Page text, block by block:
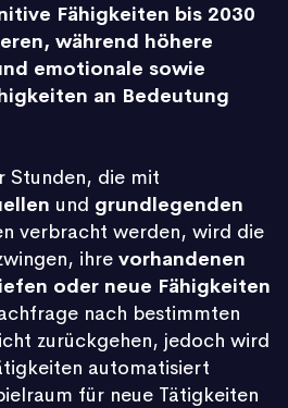
Fähigkeiten bis 2030
während höhere
emotionale sowie
an Bedeutung
Stunden, die mit
und grundlegenden
verbracht werden, wird die
ihre vorhandenen
oder neue Fähigkeiten
nach bestimmten
zurückgehen, jedoch wird
automatisiert
für neue Tätigkeiten